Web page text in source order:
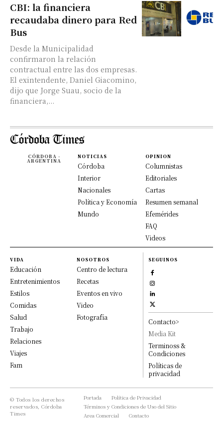
CBI: la financiera
recaudaba dinero para Red
Bus
Desde la Municipalidad
confirmaron la relación
contractual entre las dos empresas.
El exintendente, Daniel Giacomino,
dijo que Jorge Suau, socio de la
financiera,...
CÓRDOBA -
ARGENTINA
NOTICIAS
Córdoba
Interior
Nacionales
Política y Economía
Mundo
OPINION
Columnistas
Editoriales
Cartas
Resumen semanal
Efemérides
FAQ
Videos
VIDA
Educación
Entretenimientos
Estilos
Comidas
Salud
Trabajo
Relaciones
Viajes
Fam
NOSOTROS
Centro de lectura
Recetas
Eventos en vivo
Video
Fotografía
SEGUINOS
Contacto>
Media Kit
Terminoss &
Condiciones
Políticas de
privacidad
© Todos los derechos
reservados, Córdoba
Times
Portada
Política de Privacidad
Términos y Condiciones de Uso del Sitio
Area Comercial
Contacto